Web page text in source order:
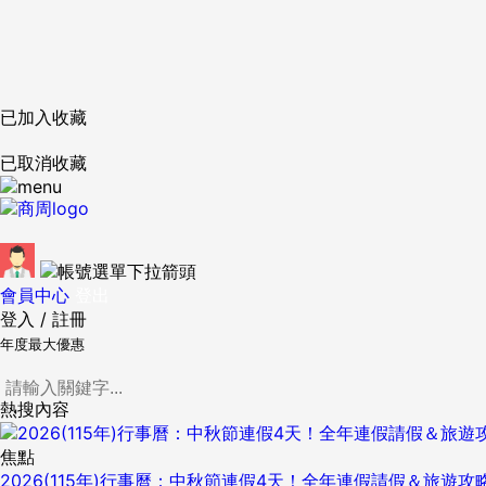
已加入收藏
已取消收藏
會員中心
登入 / 註冊
年度最大優惠
熱搜內容
焦點
2026(115年)行事曆：中秋節連假4天！全年連假請假＆旅遊攻